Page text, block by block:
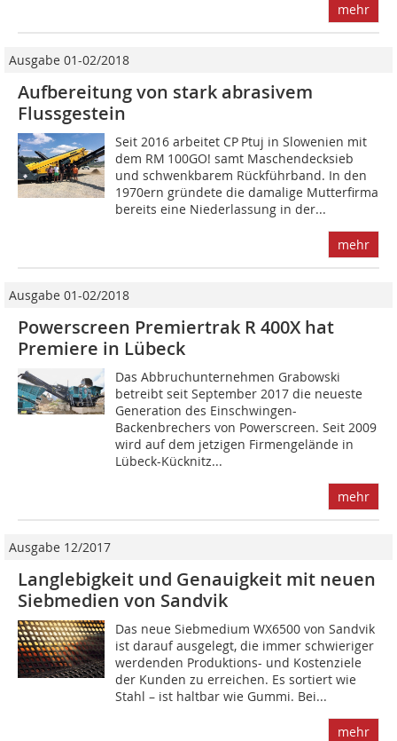
mehr
Ausgabe 01-02/2018
Aufbereitung von stark abrasivem
Flussgestein
Seit 2016 arbeitet CP Ptuj in Slowenien mit
dem RM 100GO! samt Maschendecksieb
und schwenkbarem Rückführband. In den
1970ern gründete die damalige Mutterfirma
bereits eine Niederlassung in der...
mehr
Ausgabe 01-02/2018
Powerscreen Premiertrak R 400X hat
Premiere in Lübeck
Das Abbruchunternehmen Grabowski
betreibt seit ­September 2017 die neueste
Generation des Einschwingen-
Backenbrechers von Powerscreen. Seit 2009
wird auf dem jetzigen Firmengelände in
Lübeck-Kücknitz...
mehr
Ausgabe 12/2017
Langlebigkeit und Genauigkeit mit neuen
Siebmedien von Sandvik
Das neue Siebmedium WX6500 von Sandvik
ist darauf ausgelegt, die immer schwieriger
werdenden Produktions- und Kostenziele
der Kunden zu erreichen. Es sortiert wie
Stahl – ist haltbar wie Gummi. Bei...
mehr